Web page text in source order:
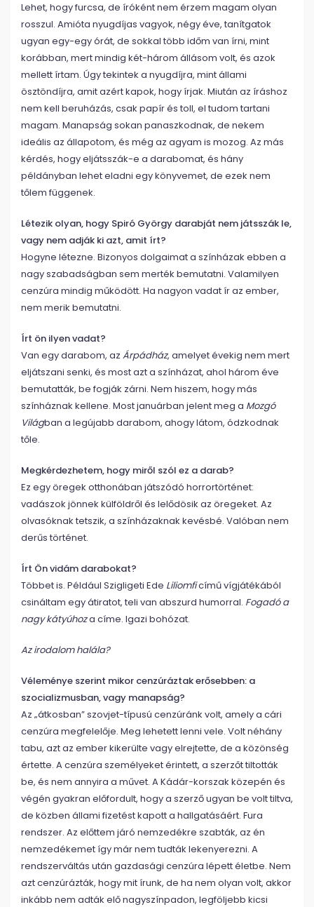
Lehet, hogy furcsa, de íróként nem érzem magam olyan
rosszul. Amióta nyugdíjas vagyok, négy éve, tanítgatok
ugyan egy-egy órát, de sokkal több időm van írni, mint
korábban, mert mindig két-három állásom volt, és azok
mellett írtam. Úgy tekintek a nyugdíjra, mint állami
ösztöndíjra, amit azért kapok, hogy írjak. Miután az íráshoz
nem kell beruházás, csak papír és toll, el tudom tartani
magam. Manapság sokan panaszkodnak, de nekem
ideális az állapotom, és még az agyam is mozog. Az más
kérdés, hogy eljátsszák-e a darabomat, és hány
példányban lehet eladni egy könyvemet, de ezek nem
tőlem függenek.
Létezik olyan, hogy Spiró György darabját nem játsszák le,
vagy nem adják ki azt, amit írt?
Hogyne létezne. Bizonyos dolgaimat a színházak ebben a
nagy szabadságban sem merték bemutatni. Valamilyen
cenzúra mindig működött. Ha nagyon vadat ír az ember,
nem merik bemutatni.
Írt ön ilyen vadat?
Van egy darabom, az Árpádház, amelyet évekig nem mert
eljátszani senki, és most azt a színházat, ahol három éve
bemutatták, be fogják zárni. Nem hiszem, hogy más
színháznak kellene. Most januárban jelent meg a Mozgó
Világban a legújabb darabom, ahogy látom, ódzkodnak
tőle.
Megkérdezhetem, hogy miről szól ez a darab?
Ez egy öregek otthonában játszódó horrortörténet:
vadászok jönnek külföldről és lelődösik az öregeket. Az
olvasóknak tetszik, a színházaknak kevésbé. Valóban nem
derűs történet.
Írt Ön vidám darabokat?
Többet is. Például Szigligeti Ede Liliomficímű vígjátékából
csináltam egy átiratot, teli van abszurd humorral. Fogadó a
nagy kátyúhoza címe. Igazi bohózat.
Az irodalom halála?
Véleménye szerint mikor cenzúráztak erősebben: a
szocializmusban, vagy manapság?
Az „átkosban” szovjet-típusú cenzúránk volt, amely a cári
cenzúra megfelelője. Meg lehetett lenni vele. Volt néhány
tabu, azt az ember kikerülte vagy elrejtette, de a közönség
értette. A cenzúra személyeket érintett, a szerzőt tiltották
be, és nem annyira a művet. A Kádár-korszak közepén és
végén gyakran előfordult, hogy a szerző ugyan be volt tiltva,
de közben állami fizetést kapott a hallgatásáért. Fura
rendszer. Az előttem járó nemzedékre szabták, az én
nemzedékemet így már nem tudták lekenyerezni. A
rendszerváltás után gazdasági cenzúra lépett életbe. Nem
azt cenzúrázták, hogy mit írunk, de ha nem olyan volt, akkor
inkább nem adták elő nagyszínpadon, legföljebb kicsi